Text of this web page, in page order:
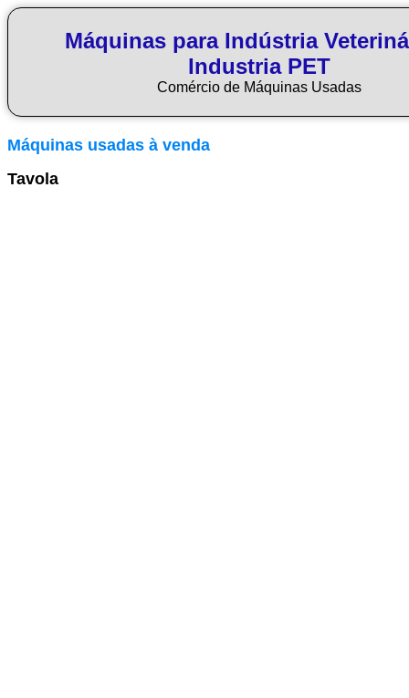
Máquinas para Indústria
Industria PET
Comércio de Máquinas Usadas
Máquinas usadas à venda
Tavola